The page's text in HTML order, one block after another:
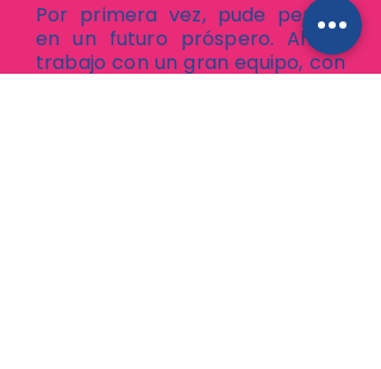
Por primera vez, pude pensar
en un futuro próspero. Ahora
trabajo con un gran equipo, con